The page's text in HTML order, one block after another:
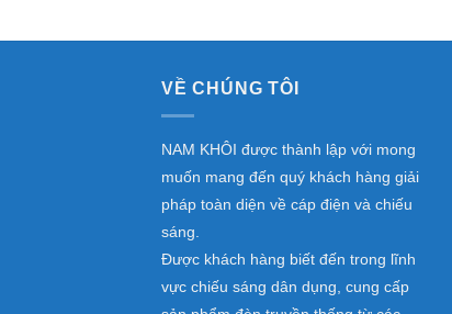
VỀ CHÚNG TÔI
NAM KHÔI được thành lập với mong
muốn mang đến quý khách hàng giải
pháp toàn diện về cáp điện và chiếu
sáng.
Được khách hàng biết đến trong lĩnh
vực chiếu sáng dân dụng, cung cấp